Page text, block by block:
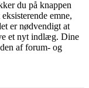
du på knappen
emne,
er nødvendigt at
et nyt indlæg. Dine
af forum- og